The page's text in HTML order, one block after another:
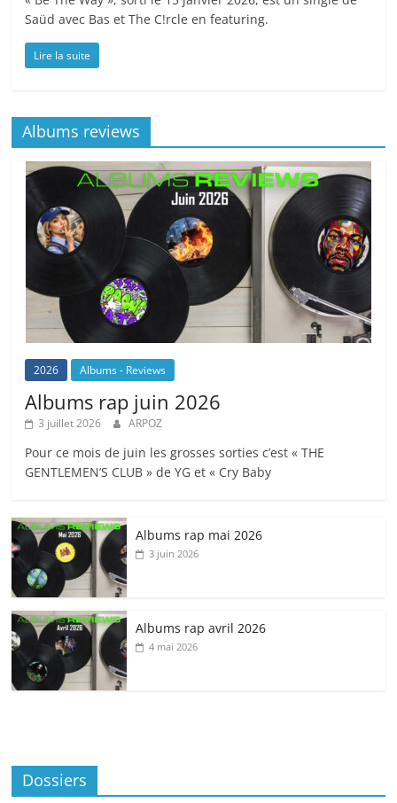
Saüd avec Bas et The C!rcle en featuring.
Lire la suite
Albums reviews
2026 Albums - Reviews
Albums rap juin 2026
3 juillet 2026 ARPOZ
Pour ce mois de juin les grosses sorties c’est « THE
GENTLEMEN’S CLUB » de YG et « Cry Baby
Albums rap mai 2026
3 juin 2026
Albums rap avril 2026
4 mai 2026
Dossiers